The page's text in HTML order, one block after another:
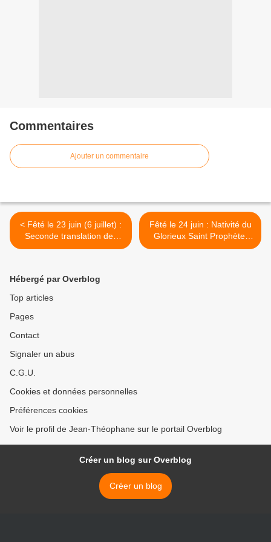
Commentaires
Ajouter un commentaire
< Fêté le 23 juin (6 juillet) :
Seconde translation des
reliques de Saint Germain
Fêté le 24 juin : Nativité du
Glorieux Saint Prophète,
Baptiste et Précurseur >
Hébergé par Overblog
Top articles
Pages
Contact
Signaler un abus
C.G.U.
Cookies et données personnelles
Préférences cookies
Voir le profil de Jean-Théophane sur le portail Overblog
Créer un blog sur Overblog
Créer un blog